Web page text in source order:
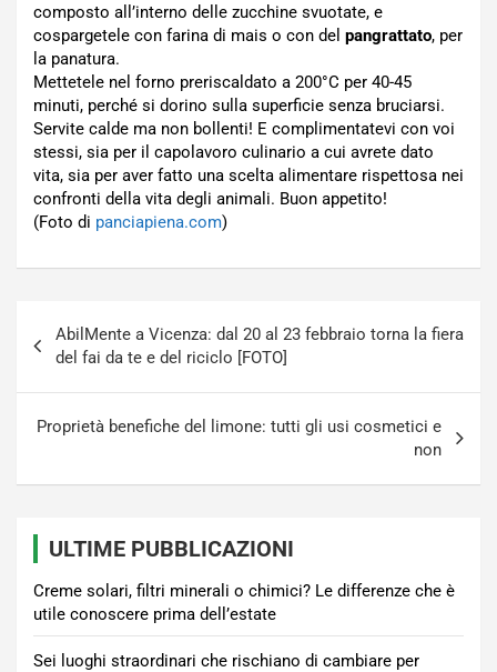
composto all’interno delle zucchine svuotate, e
cospargetele con farina di mais o con del pangrattato, per
la panatura.
Mettetele nel forno preriscaldato a 200°C per 40-45
minuti, perché si dorino sulla superficie senza bruciarsi.
Servite calde ma non bollenti! E complimentatevi con voi
stessi, sia per il capolavoro culinario a cui avrete dato
vita, sia per aver fatto una scelta alimentare rispettosa nei
confronti della vita degli animali. Buon appetito!
(Foto di panciapiena.com)
articoli
AbilMente a Vicenza: dal 20 al 23 febbraio torna la fiera
del fai da te e del riciclo [FOTO]
Proprietà benefiche del limone: tutti gli usi cosmetici e
non
ULTIME PUBBLICAZIONI
Creme solari, filtri minerali o chimici? Le differenze che è
utile conoscere prima dell’estate
Sei luoghi straordinari che rischiano di cambiare per